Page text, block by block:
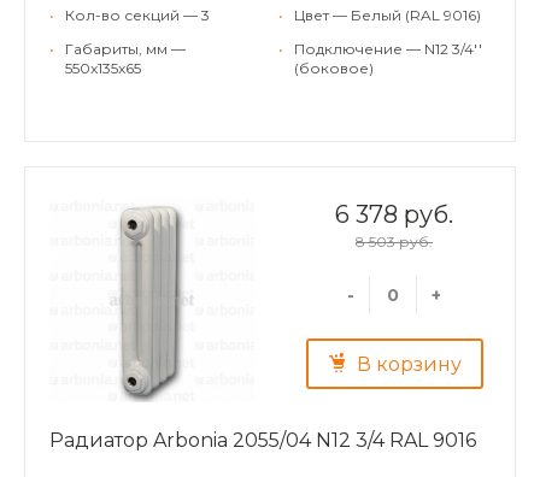
•
Кол-во секций — 3
•
Габариты, мм —
550x135x65
•
Цвет — Белый (RAL 9016)
•
Подключение — N12 3/4''
(боковое)
6 378 руб.
8 503 руб.
- +
В корзину
Радиатор Arbonia 2055/04 N12 3/4 RAL 9016